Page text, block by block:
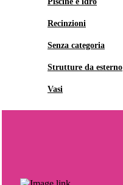
Recinzioni
Senza categoria
Strutture da esterno
Vasi